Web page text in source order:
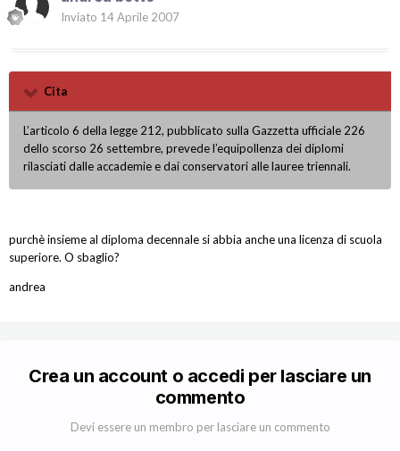
Inviato 14 Aprile 2007
Cita
L’articolo 6 della legge 212, pubblicato sulla Gazzetta ufficiale 226
dello scorso 26 settembre, prevede l’equipollenza dei diplomi
rilasciati dalle accademie e dai conservatori alle lauree triennali.
purchè insieme al diploma decennale si abbia anche una licenza di scuola
superiore. O sbaglio?
andrea
Crea un account o accedi per lasciare un
commento
Devi essere un membro per lasciare un commento